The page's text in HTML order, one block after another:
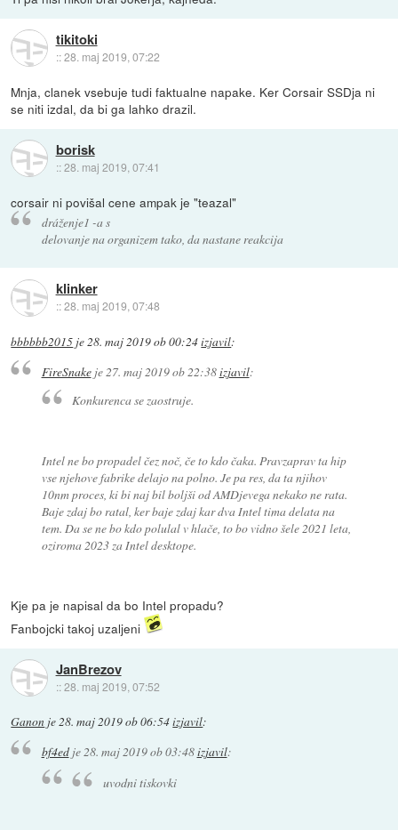
tikitoki
::28. maj 2019, 07:22
Mnja, clanek vsebuje tudi faktualne napake. Ker Corsair SSDja ni
se niti izdal, da bi ga lahko drazil.
borisk
::28. maj 2019, 07:41
corsair ni povišal cene ampak je "teazal"
dráženje1 -a s
delovanje na organizem tako, da nastane reakcija
klinker
::28. maj 2019, 07:48
bbbbbb2015 je28. maj 2019 ob 00:24izjavil:
FireSnakeje 27. maj 2019 ob 22:38izjavil:
Konkurenca se zaostruje.
Intel ne bo propadel čez noč, če to kdo čaka. Pravzaprav ta hip
vse njehove fabrike delajo na polno. Je pa res, da ta njihov
10nm proces, ki bi naj bil boljši od AMDjevega nekako ne rata.
Baje zdaj bo ratal, ker baje zdaj kar dva Intel tima delata na
tem. Da se ne bo kdo polulal v hlače, to bo vidno šele 2021 leta,
oziroma 2023 za Intel desktope.
Kje pa je napisal da bo Intel propadu?
Fanbojcki takoj uzaljeni
JanBrezov
::28. maj 2019, 07:52
Ganon je28. maj 2019 ob 06:54izjavil:
bf4edje28. maj 2019 ob 03:48izjavil:
uvodni tiskovki